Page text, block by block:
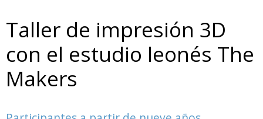
Taller de impresión 3D
con el estudio leonés The
Makers